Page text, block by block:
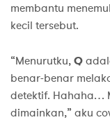
membantu
kecil tersebut.
“Menurutku,Q
benar-benar
detektif. Hahaha…
dimainkan,” aku